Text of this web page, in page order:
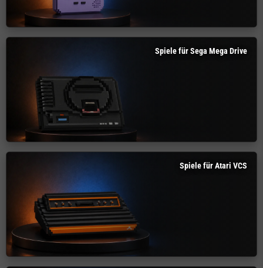
Spiele für Sega Mega Drive
Spiele für Atari VCS